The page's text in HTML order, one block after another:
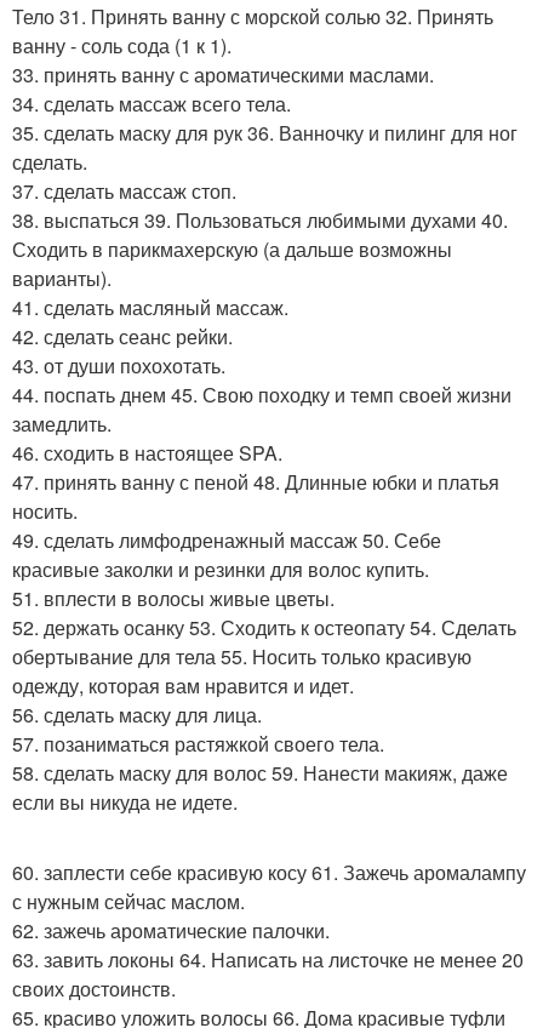
Тело 31. Принять ванну с морской солью 32. Принять
ванну - соль сода (1 к 1).
33. принять ванну с ароматическими маслами.
34. сделать массаж всего тела.
35. сделать маску для рук 36. Ванночку и пилинг для ног
сделать.
37. сделать массаж стоп.
38. выспаться 39. Пользоваться любимыми духами 40.
Сходить в парикмахерскую (а дальше возможны
варианты).
41. сделать масляный массаж.
42. сделать сеанс рейки.
43. от души похохотать.
44. поспать днем 45. Свою походку и темп своей жизни
замедлить.
46. сходить в настоящее SPA.
47. принять ванну с пеной 48. Длинные юбки и платья
носить.
49. сделать лимфодренажный массаж 50. Себе
красивые заколки и резинки для волос купить.
51. вплести в волосы живые цветы.
52. держать осанку 53. Сходить к остеопату 54. Сделать
обертывание для тела 55. Носить только красивую
одежду, которая вам нравится и идет.
56. сделать маску для лица.
57. позаниматься растяжкой своего тела.
58. сделать маску для волос 59. Нанести макияж, даже
если вы никуда не идете.
60. заплести себе красивую косу 61. Зажечь аромалампу
с нужным сейчас маслом.
62. зажечь ароматические палочки.
63. завить локоны 64. Написать на листочке не менее 20
своих достоинств.
65. красиво уложить волосы 66. Дома красивые туфли